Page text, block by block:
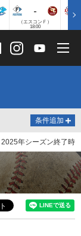
-
（エスコンＦ）
18:00
条件追加
2025年シーズン終了時